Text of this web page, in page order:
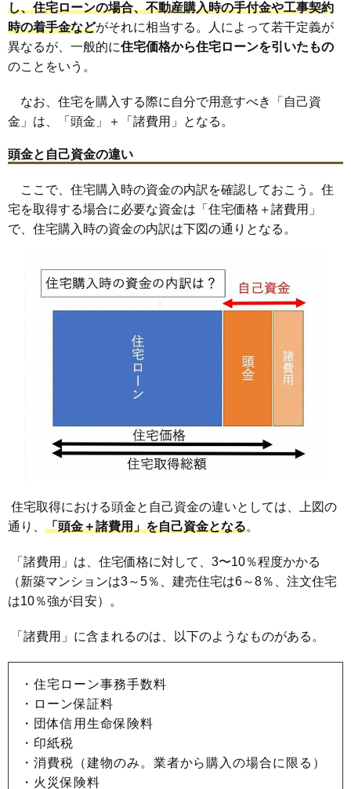
し、住宅ローンの場合、不動産購入時の手付金や工事契約
時の着手金などがそれに相当する。人によって若干定義が
異なるが、一般的に住宅価格から住宅ローンを引いたもの
のことをいう。
なお、住宅を購入する際に自分で用意すべき「自己資
金」は、「頭金」＋「諸費用」となる。
頭金と自己資金の違い
ここで、住宅購入時の資金の内訳を確認しておこう。住
宅を取得する場合に必要な資金は「住宅価格＋諸費用」
で、住宅購入時の資金の内訳は下図の通りとなる。
住宅取得における頭金と自己資金の違いとしては、上図の
通り、 「頭金＋諸費用」を自己資金となる。
「諸費用」は、住宅価格に対して、3〜10％程度かかる
（新築マンションは3～5％、建売住宅は6～8％、注文住宅
は10％強が目安）。
「諸費用」に含まれるのは、以下のようなものがある。
・住宅ローン事務手数料
・ローン保証料
・団体信用生命保険料
・印紙税
・消費税（建物のみ。業者から購入の場合に限る）
・火災保険料